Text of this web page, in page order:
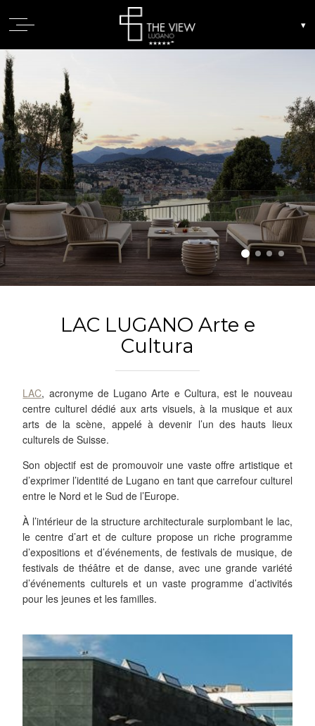
LAC LUGANO Arte e
Cultura
LAC, acronyme de Lugano Arte e Cultura, est le nouveau
centre culturel dédié aux arts visuels, à la musique et aux
arts de la scène, appelé à devenir l’un des hauts lieux
culturels de Suisse.
Son objectif est de promouvoir une vaste offre artistique et
d’exprimer l’identité de Lugano en tant que carrefour culturel
entre le Nord et le Sud de l’Europe.
À l’intérieur de la structure architecturale surplombant le lac,
le centre d’art et de culture propose un riche programme
d’expositions et d’événements, de festivals de musique, de
festivals de théâtre et de danse, avec une grande variété
d’événements culturels et un vaste programme d’activités
pour les jeunes et les familles.